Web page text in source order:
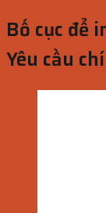
Bố cục để
Yêu cầu